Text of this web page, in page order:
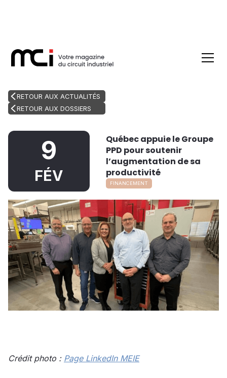
RETOUR AUX ACTUALITÉS
RETOUR AUX DOSSIERS
9
FÉV
Québec appuie le Groupe
PPD pour soutenir
l’augmentation de sa
productivité
FINANCEMENT
Crédit photo : Page LinkedIn MEIE